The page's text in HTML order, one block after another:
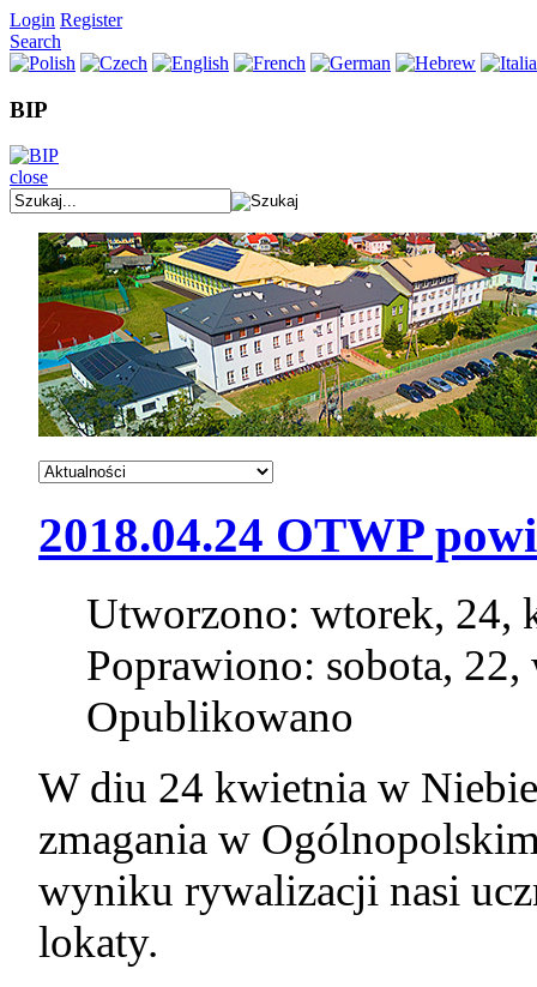
Login Register
Search
BIP
close
2018.04.24 OTWP
Utworzono: wtorek, 24,
Poprawiono: sobota,
Opublikowano
W diu 24 kwietnia w
zmagania w
wyniku rywalizacji nasi
lokaty.